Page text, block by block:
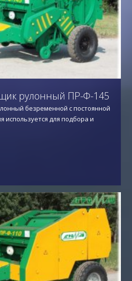
рулонный ПР-Ф-145
безременной с постоянной
используется для подбора и